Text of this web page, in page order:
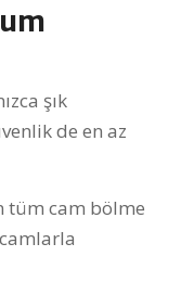
şık
de en az
tüm cam bölme